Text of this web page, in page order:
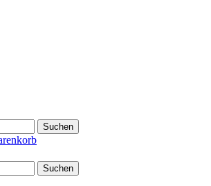
Suchen
Suchen